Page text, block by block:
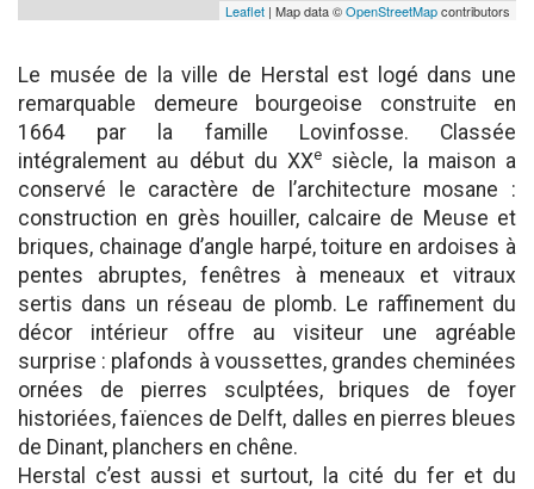
Leaflet | Map data ©OpenStreetMapcontributors
Le musée de la ville de Herstal est logé dans une
remarquable demeure bourgeoise construite en
1664 par la famille Lovinfosse. Classée
intégralement au début du XXe siècle, la maison a
conservé le caractère de l’architecture mosane :
construction en grès houiller, calcaire de Meuse et
briques, chainage d’angle harpé, toiture en ardoises à
pentes abruptes, fenêtres à meneaux et vitraux
sertis dans un réseau de plomb. Le raffinement du
décor intérieur offre au visiteur une agréable
surprise : plafonds à voussettes, grandes cheminées
ornées de pierres sculptées, briques de foyer
historiées, faïences de Delft, dalles en pierres bleues
de Dinant, planchers en chêne.
Herstal c’est aussi et surtout, la cité du fer et du